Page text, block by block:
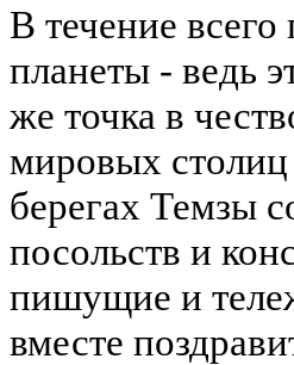
В течение
планеты - ведь
же точка в
мировых столиц
берегах Темзы
посольств и
пишущие и
вместе